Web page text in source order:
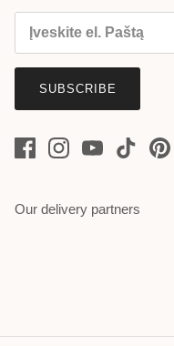
SUBSCRIBE
Our delivery partners